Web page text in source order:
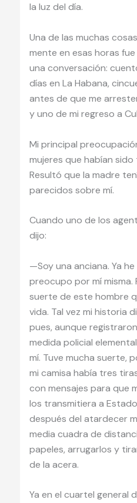
la luz del día.
Una de las muchas
mente en esas horas fue
una conversación:
días en La Habana,
antes de que me
y uno de mi regreso a
Mi principal
mujeres que habían
Resultó que la madre
parecidos sobre mí.
Cuando uno de los
dijo:
—Soy una anciana. Ya
preocupo por mí misma.
suerte de este hombre
vida. Tal vez mi historia
pues, aunque
medida policial
mí. Tuve mucha suerte,
mi camisa había tres
con mensajes para que
los transmitiera a
después del atardecer
media cuadra de
papeles, arrugarlos y
de la acera.
Ya en el cuartel general